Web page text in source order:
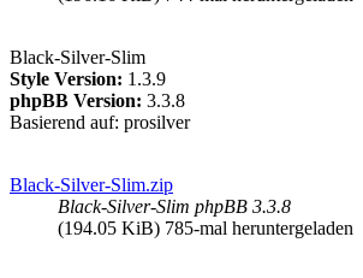
Black-Silver-Slim
Style Version: 1.3.9
phpBB Version: 3.3.8
Basierend auf: prosilver
Black-Silver-Slim.zip
Black-Silver-Slim phpBB 3.3.8
(194.05 KiB) 785-mal heruntergeladen